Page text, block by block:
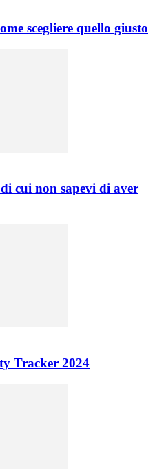
scegliere quello giusto
cui non sapevi di aver
Tracker 2024